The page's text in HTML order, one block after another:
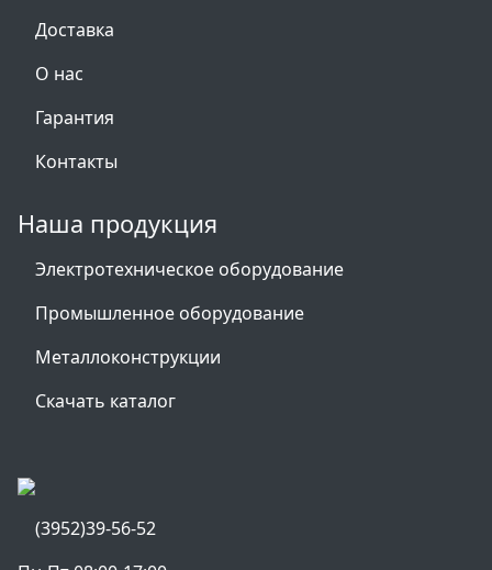
Доставка
О нас
Гарантия
Контакты
Наша продукция
Электротехническое оборудование
Промышленное оборудование
Металлоконструкции
Скачать каталог
(3952)39-56-52